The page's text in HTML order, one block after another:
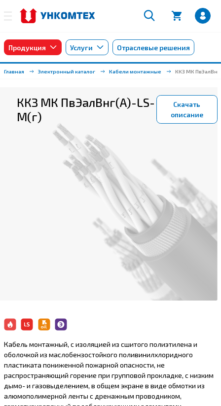
Продукция Услуги Отраслевые решения
Главная Электронный каталог Кабели монтажные ККЗ МК
ККЗ МК ПвЭалВнг(А)-LS-
М(г)
Скачать
описание
Кабель монтажный, с изоляцией из сшитого полиэтилена и
оболочкой из маслобензостойкого поливинилхлоридного
пластиката пониженной пожарной опасности, не
распространяющий горение при групповой прокладке, с низким
дымо- и газовыделением, в общем экране в виде обмотки из
алюмополимерной ленты с дренажным проводником,